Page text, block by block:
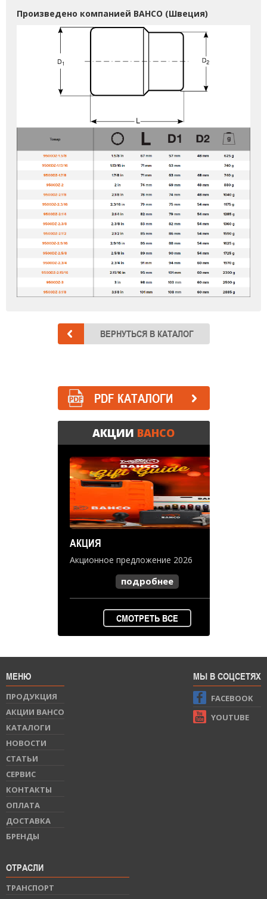
Произведено компанией BAHCO (Швеция)
PDF КАТАЛОГИ
АКЦИИ BAHCO
АКЦИЯ
Акционное предложение 2026
подробнее
СМОТРЕТЬ ВСЕ
МЕНЮ
ПРОДУКЦИЯ
АКЦИИ BAHCO
КАТАЛОГИ
НОВОСТИ
СТАТЬИ
СЕРВИС
КОНТАКТЫ
ОПЛАТА
ДОСТАВКА
БРЕНДЫ
ОТРАСЛИ
ТРАНСПОРТ
МЫ В СОЦСЕТЯХ
FACEBOOK
YOUTUBE